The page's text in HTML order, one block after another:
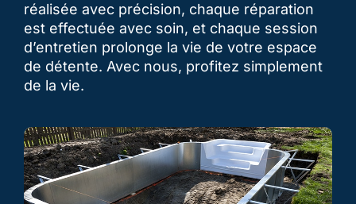
réalisée avec précision, chaque réparation
est effectuée avec soin, et chaque session
d’entretien prolonge la vie de votre espace
de détente. Avec nous, profitez simplement
de la vie.